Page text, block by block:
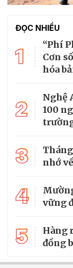
ĐỌC NHIỀU
1
“Phí
Cơn
hóa
2
Nghệ
100
3
nhớ
4
vững
5
Hàng
đồng